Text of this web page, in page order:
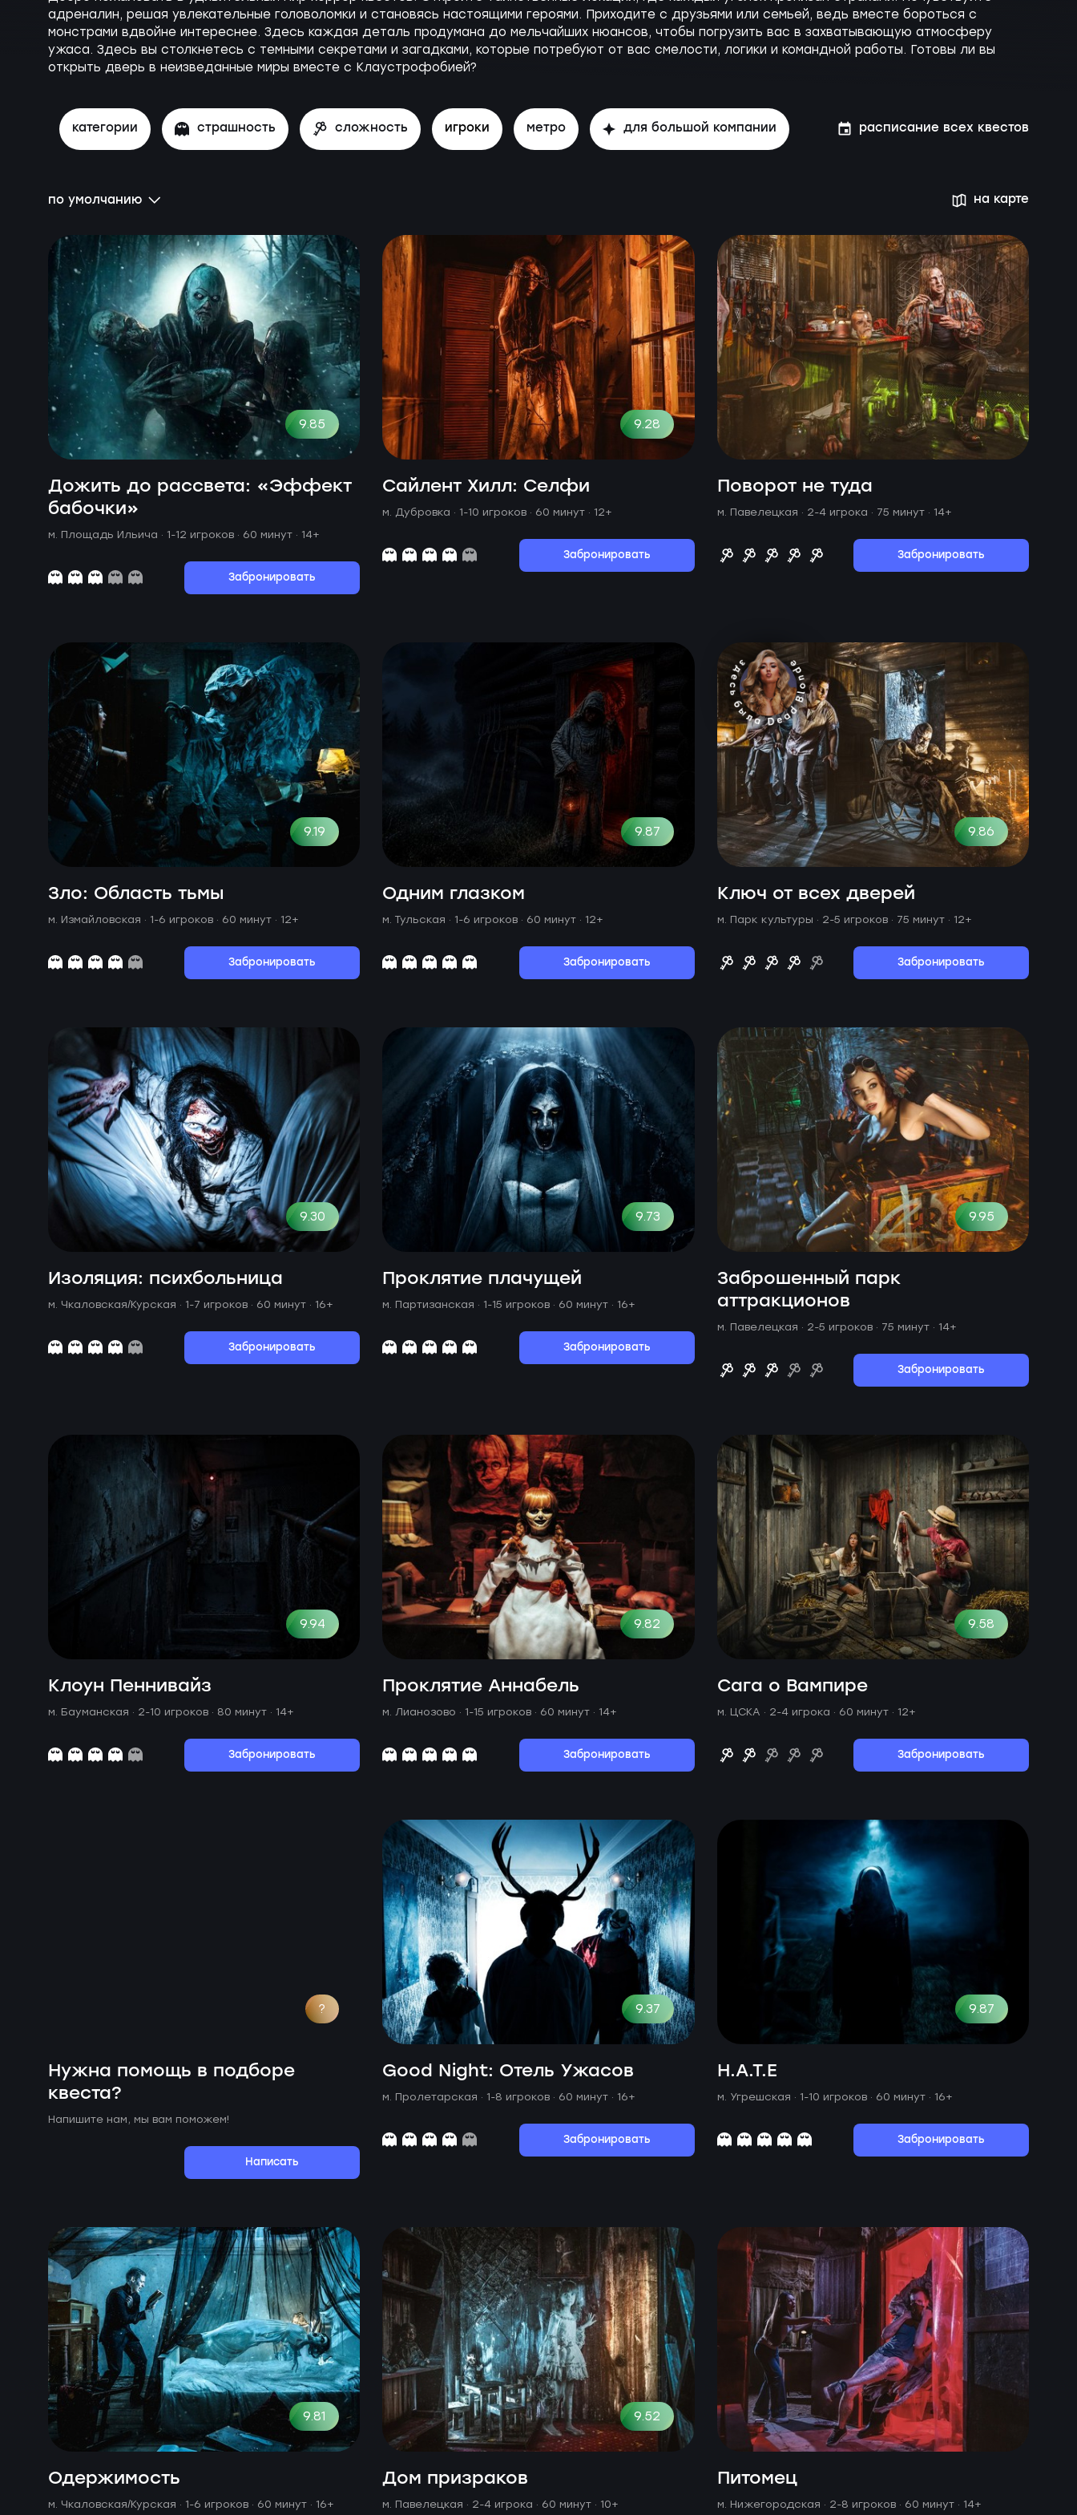
адреналин, решая увлекательные головоломки и становясь настоящими героями. Приходите с друзьями или семьей, ведь вместе бороться с
монстрами вдвойне интереснее. Здесь каждая деталь продумана до мельчайших нюансов, чтобы погрузить вас в захватывающую атмосферу
ужаса. Здесь вы столкнетесь с темными секретами и загадками, которые потребуют от вас смелости, логики и командной работы. Готовы ли вы
открыть дверь в неизведанные миры вместе с Клаустрофобией?
категории страшность сложность игроки метро для большой компании расписание всех квестов
по умолчанию на карте
9.85
Дожить до рассвета: «Эффект
бабочки»
м. Площадь Ильича · 1-12 игроков · 60 минут · 14+
Забронировать
9.28
Сайлент Хилл: Селфи
м. Дубровка · 1-10 игроков · 60 минут · 12+
Забронировать
Поворот не туда
м. Павелецкая · 2-4 игрока · 75 минут · 14+
Забронировать
9.19
Зло: Область тьмы
м. Измайловская · 1-6 игроков · 60 минут · 12+
Забронировать
9.87
Одним глазком
м. Тульская · 1-6 игроков · 60 минут · 12+
Забронировать
9.86
Ключ от всех дверей
м. Парк культуры · 2-5 игроков · 75 минут · 12+
Забронировать
9.30
Изоляция: психбольница
м. Чкаловская/Курская · 1-7 игроков · 60 минут · 16+
Забронировать
9.73
Проклятие плачущей
м. Партизанская · 1-15 игроков · 60 минут · 16+
Забронировать
9.95
Заброшенный парк
аттракционов
м. Павелецкая · 2-5 игроков · 75 минут · 14+
Забронировать
9.94
Клоун Пеннивайз
м. Бауманская · 2-10 игроков · 80 минут · 14+
Забронировать
9.82
Проклятие Аннабель
м. Лианозово · 1-15 игроков · 60 минут · 14+
Забронировать
9.58
Сага о Вампире
м. ЦСКА · 2-4 игрока · 60 минут · 12+
Забронировать
?
Нужна помощь в подборе
квеста?
Напишите нам, мы вам поможем!
Написать
9.37
Good Night: Отель Ужасов
м. Пролетарская · 1-8 игроков · 60 минут · 16+
Забронировать
9.87
H.A.T.E
м. Угрешская · 1-10 игроков · 60 минут · 16+
Забронировать
9.81
Одержимость
м. Чкаловская/Курская · 1-6 игроков · 60 минут · 16+
9.52
Дом призраков
м. Павелецкая · 2-4 игрока · 60 минут · 10+
Питомец
м. Нижегородская · 2-8 игроков · 60 минут · 14+